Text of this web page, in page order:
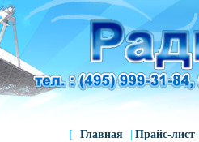
[ Главная Прайс-лист